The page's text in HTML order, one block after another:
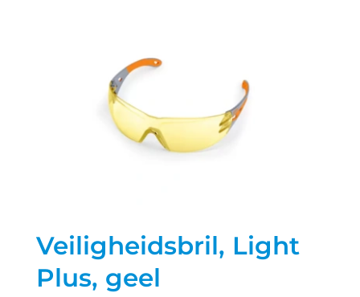
Veiligheidsbril, Light
Plus, geel